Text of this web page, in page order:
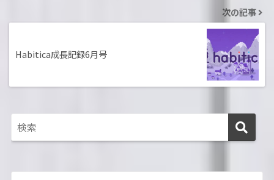
次の記事
Habitica成長記録6月号